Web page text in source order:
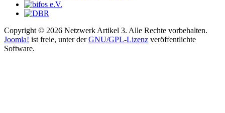
Copyright © 2026 Netzwerk Artikel 3. Alle Rechte vorbehalten.
Joomla! ist freie, unter derGNU/GPL-Lizenz veröffentlichte
Software.